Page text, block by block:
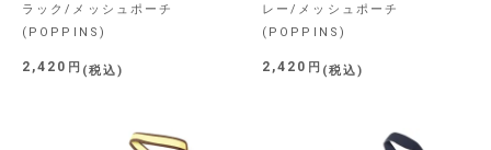
ラック/メッシュポーチ
(POPPINS)
2,420 税込
レー/メッシュポーチ
(POPPINS)
2,420 税込